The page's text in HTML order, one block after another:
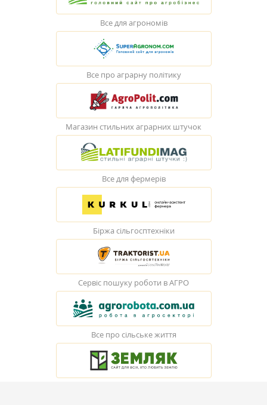
Все для агрономів
Все про аграрну політику
Магазин стильних аграрних штучок
Все для фермерів
Біржа сільгосптехніки
Сервіс пошуку роботи в АГРО
Все про сільське життя